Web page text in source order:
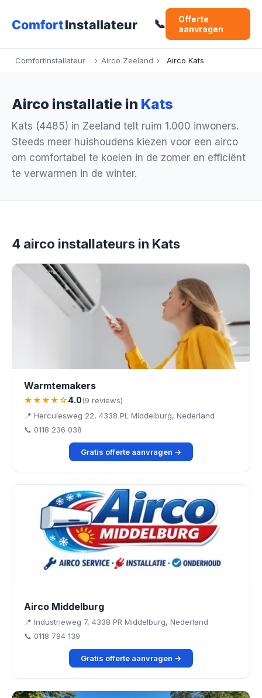
📞
Offerte
aanvragen
ComfortInstallateur › Airco Zeeland › Airco Kats
Airco installatie in Kats
Kats (4485) in Zeeland telt ruim 1.000 inwoners.
Steeds meer huishoudens kiezen voor een airco
om comfortabel te koelen in de zomer en efficiënt
te verwarmen in de winter.
4 airco installateurs in Kats
Warmtemakers
★★★★☆4.0(9 reviews)
📍 Herculesweg 22, 4338 PL Middelburg, Nederland
📞 0118 236 038
Gratis offerte aanvragen →
Airco Middelburg
📍 Industrieweg 7, 4338 PR Middelburg, Nederland
📞 0118 794 139
Gratis offerte aanvragen →